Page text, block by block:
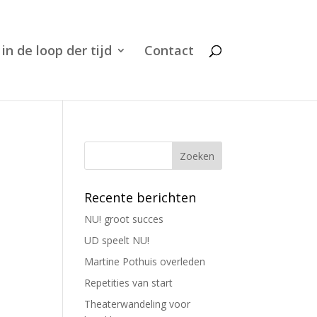
de loop der tijd Contact
Recente berichten
NU! groot succes
UD speelt NU!
Martine Pothuis overleden
Repetities van start
Theaterwandeling voor